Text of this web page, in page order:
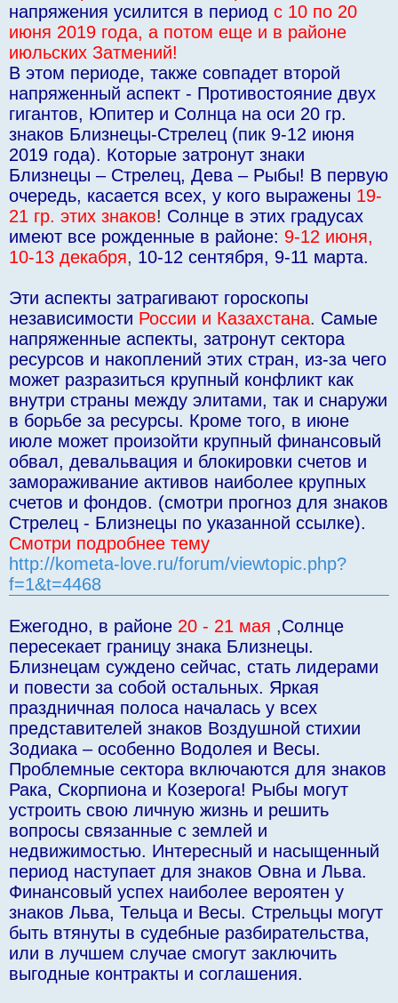
напряжения усилится в период с 10 по 20
июня 2019 года, а потом еще и в районе
июльских Затмений!
В этом периоде, также совпадет второй
напряженный аспект - Противостояние двух
гигантов, Юпитер и Солнца на оси 20 гр.
знаков Близнецы-Стрелец (пик 9-12 июня
2019 года). Которые затронут знаки
Близнецы – Стрелец, Дева – Рыбы! В первую
очередь, касается всех, у кого выражены 19-
21 гр. этих знаков! Солнце в этих градусах
имеют все рожденные в районе: 9-12 июня,
10-13 декабря, 10-12 сентября, 9-11 марта.
Эти аспекты затрагивают гороскопы
независимости России и Казахстана. Самые
напряженные аспекты, затронут сектора
ресурсов и накоплений этих стран, из-за чего
может разразиться крупный конфликт как
внутри страны между элитами, так и снаружи
в борьбе за ресурсы. Кроме того, в июне
июле может произойти крупный финансовый
обвал, девальвация и блокировки счетов и
замораживание активов наиболее крупных
счетов и фондов. (смотри прогноз для знаков
Стрелец - Близнецы по указанной ссылке).
Смотри подробнее тему
http://kometa-love.ru/forum/viewtopic.php?
f=1&t=4468
Ежегодно, в районе 20 - 21 мая ,Солнце
пересекает границу знака Близнецы.
Близнецам суждено сейчас, стать лидерами
и повести за собой остальных. Яркая
праздничная полоса началась у всех
представителей знаков Воздушной стихии
Зодиака – особенно Водолея и Весы.
Проблемные сектора включаются для знаков
Рака, Скорпиона и Козерога! Рыбы могут
устроить свою личную жизнь и решить
вопросы связанные с землей и
недвижимостью. Интересный и насыщенный
период наступает для знаков Овна и Льва.
Финансовый успех наиболее вероятен у
знаков Льва, Тельца и Весы. Стрельцы могут
быть втянуты в судебные разбирательства,
или в лучшем случае смогут заключить
выгодные контракты и соглашения.